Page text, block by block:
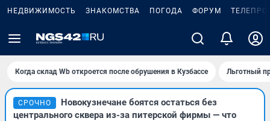
НЕДВИЖИМОСТЬ ЗНАКОМСТВА ПОГОДА ФОРУМ
Когда склад Wb откроется после обрушения в Кузбассе Льготный
СРОЧНО
Новокузнечане боятся остаться без
центрального сквера из-за питерской фирмы — что